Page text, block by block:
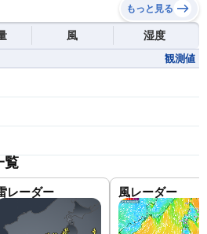
もっと見る
風 湿度
観測値
覧
レーダー 風レーダー